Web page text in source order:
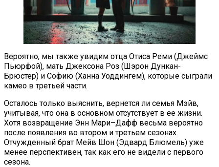
Вероятно, мы также увидим отца Отиса Реми (Джеймс
Пьюрфой), мать Джексона Роз (Шэрон Дункан-
Брюстер) и Софию (Ханна Уоддингем), которые сыграли
камео в третьей части.
Осталось только выяснить, вернется ли семья Мэйв,
учитывая, что она в основном отсутствует в ее жизни.
Хотя возвращение Энн Мари–Дафф весьма вероятно
после появления во втором и третьем сезонах.
Отчужденный брат Мейв Шон (Эдвард Блюмель) уже
менее перспективен, так как его не видели с первого
сезона.